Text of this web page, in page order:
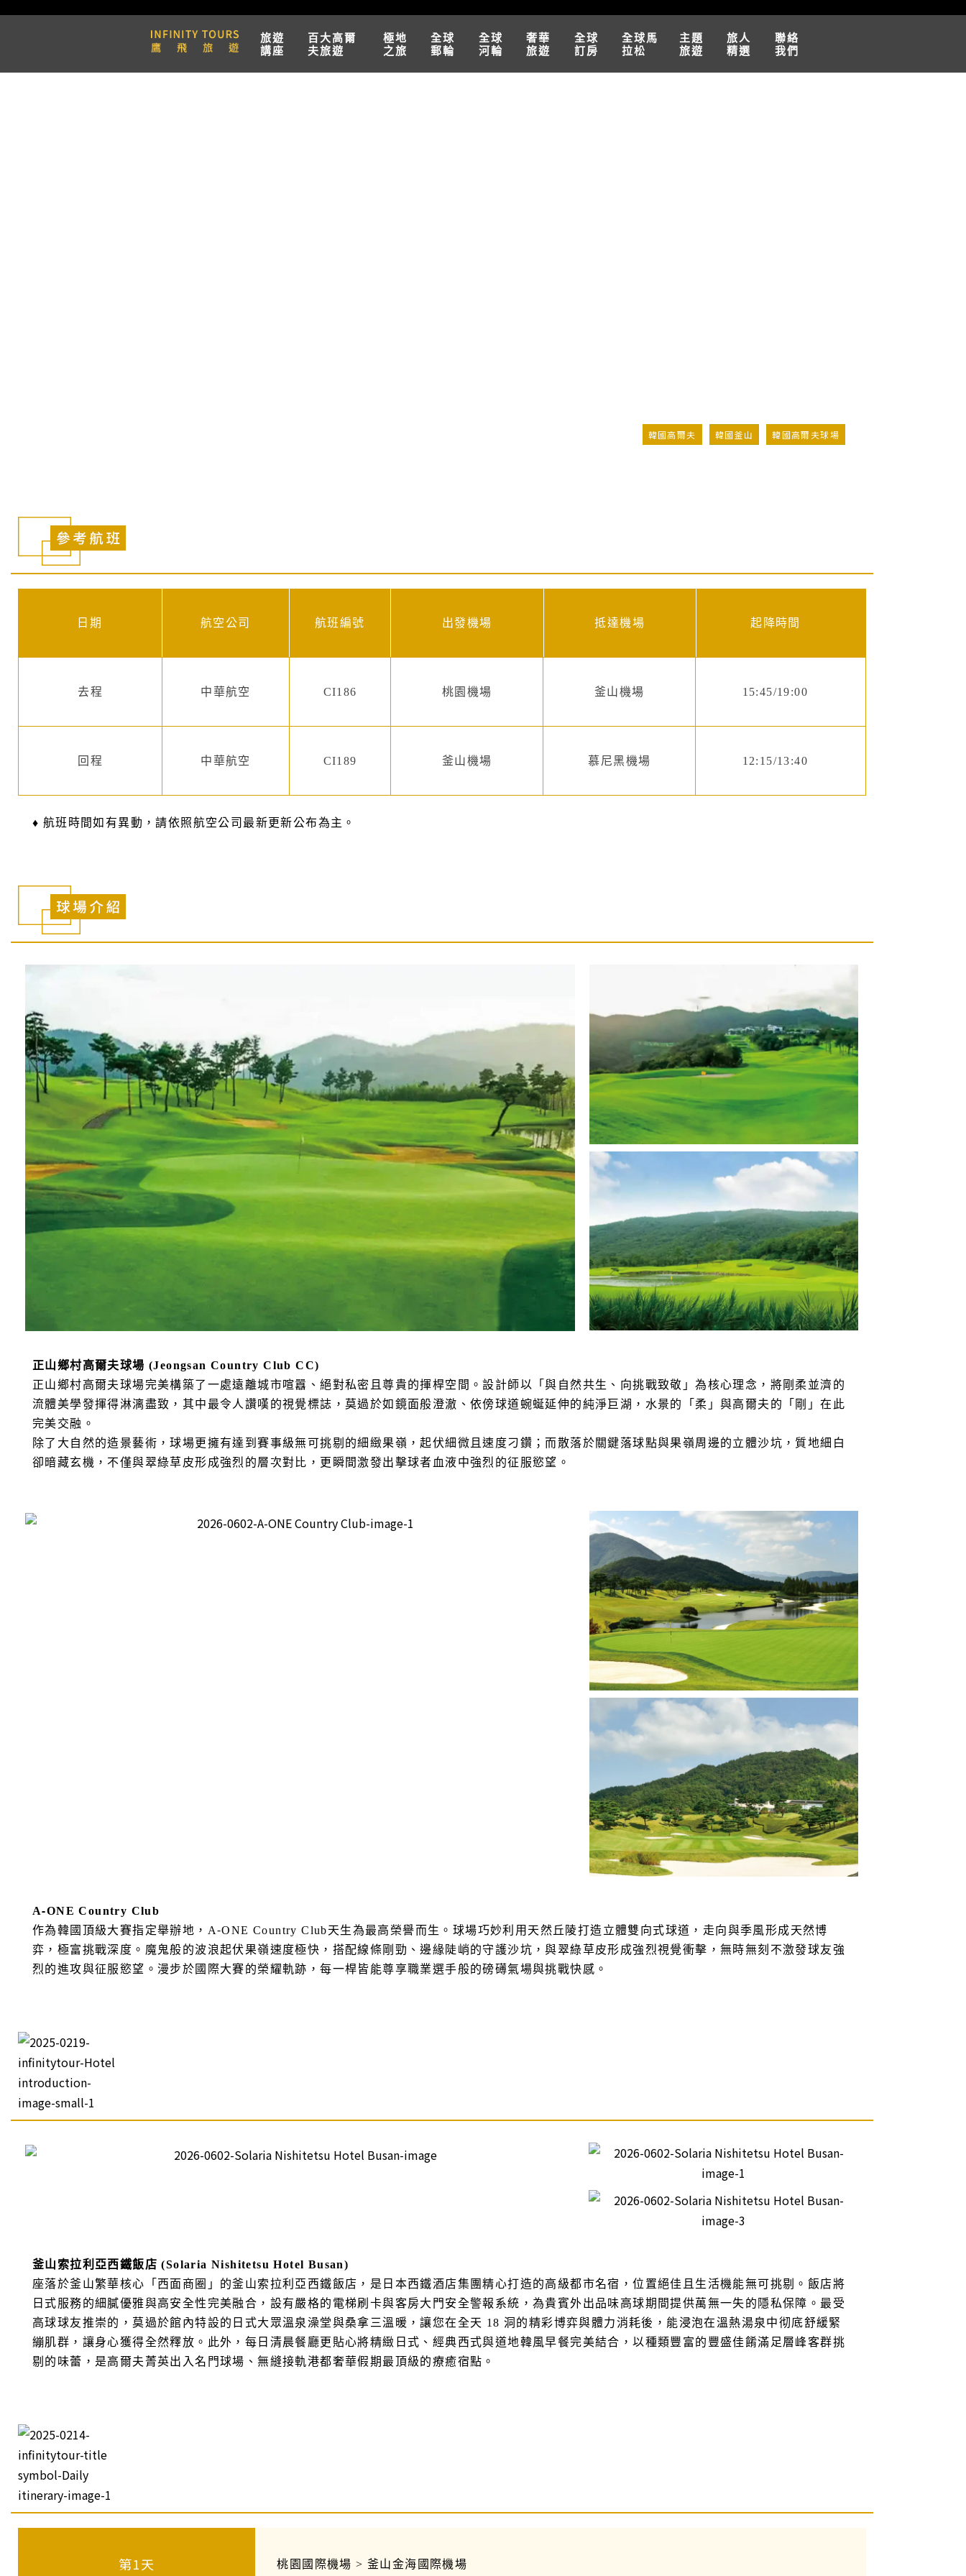
旅遊
講座
百大高爾
夫旅遊
極地
之旅
全球
郵輪
全球
河輪
奢華
旅遊
全球
訂房
全球馬
拉松
主題
旅遊
旅人
精選
聯絡
我們
韓國高爾夫 韓國釜山 韓國高爾夫球場
日期 航空公司 航班編號 出發機場 抵達機場 起降時間
去程 中華航空 CI186 桃園機場 釜山機場 15:45/19:00
回程 中華航空 CI189 釜山機場 慕尼黑機場 12:15/13:40
♦ 航班時間如有異動，請依照航空公司最新更新公布為主。
正山鄉村高爾夫球場 (Jeongsan Country Club CC)
正山鄉村高爾夫球場完美構築了一處遠離城市喧囂、絕對私密且尊貴的揮桿空間。設計師以「與自然共生、向挑戰致敬」為核心理念，將剛柔並濟的
流體美學發揮得淋漓盡致，其中最令人讚嘆的視覺標誌，莫過於如鏡面般澄澈、依傍球道蜿蜒延伸的純淨巨湖，水景的「柔」與高爾夫的「剛」在此
完美交融。
除了大自然的造景藝術，球場更擁有達到賽事級無可挑剔的細緻果嶺，起伏細微且速度刁鑽；而散落於關鍵落球點與果嶺周邊的立體沙坑，質地細白
卻暗藏玄機，不僅與翠綠草皮形成強烈的層次對比，更瞬間激發出擊球者血液中強烈的征服慾望。
A-ONE Country Club
作為韓國頂級大賽指定舉辦地，A-ONE Country Club天生為最高榮譽而生。球場巧妙利用天然丘陵打造立體雙向式球道，走向與季風形成天然博
弈，極富挑戰深度。魔鬼般的波浪起伏果嶺速度極快，搭配線條剛勁、邊緣陡峭的守護沙坑，與翠綠草皮形成強烈視覺衝擊，無時無刻不激發球友強
烈的進攻與征服慾望。漫步於國際大賽的榮耀軌跡，每一桿皆能尊享職業選手般的磅礡氣場與挑戰快感。
釜山索拉利亞西鐵飯店 (Solaria Nishitetsu Hotel Busan)
座落於釜山繁華核心「西面商圈」的釜山索拉利亞西鐵飯店，是日本西鐵酒店集團精心打造的高級都市名宿，位置絕佳且生活機能無可挑剔。飯店將
日式服務的細膩優雅與高安全性完美融合，設有嚴格的電梯刷卡與客房大門安全警報系統，為貴賓外出品味高球期間提供萬無一失的隱私保障。最受
高球球友推崇的，莫過於館內特設的日式大眾溫泉澡堂與桑拿三溫暖，讓您在全天 18 洞的精彩博弈與體力消耗後，能浸泡在溫熱湯泉中彻底舒緩緊
繃肌群，讓身心獲得全然釋放。此外，每日清晨餐廳更貼心將精緻日式、經典西式與道地韓風早餐完美結合，以種類豐富的豐盛佳餚滿足層峰客群挑
剔的味蕾，是高爾夫菁英出入名門球場、無縫接軌港都奢華假期最頂級的療癒宿點。
第1天 桃園國際機場 > 釜山金海國際機場